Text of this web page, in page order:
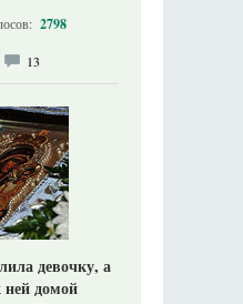
2798
13
девочку, а
домой